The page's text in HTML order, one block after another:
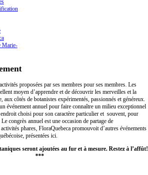
Marie-
proposées par ses membres pour ses membres. Les
moyen d’apprendre et de découvrir les merveilles et la
aux côtés de botanistes expérimentés, passionnés et généreux.
événement annuel pour faire connaître un milieu exceptionnel
choisi pour son caractère particulier et souvent, pour
congrès annuel est une occasion de partage de
phares, FloraQuebeca promouvoit d’autres événements
présentées ici.
seront ajoutées au fur et à mesure. Restez à l’affût!
***